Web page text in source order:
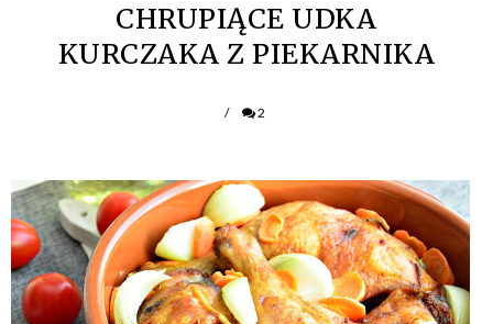
CHRUPIĄCE UDKA
KURCZAKA Z PIEKARNIKA
/ 2